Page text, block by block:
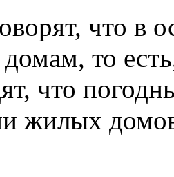
что в
то
что
жилых